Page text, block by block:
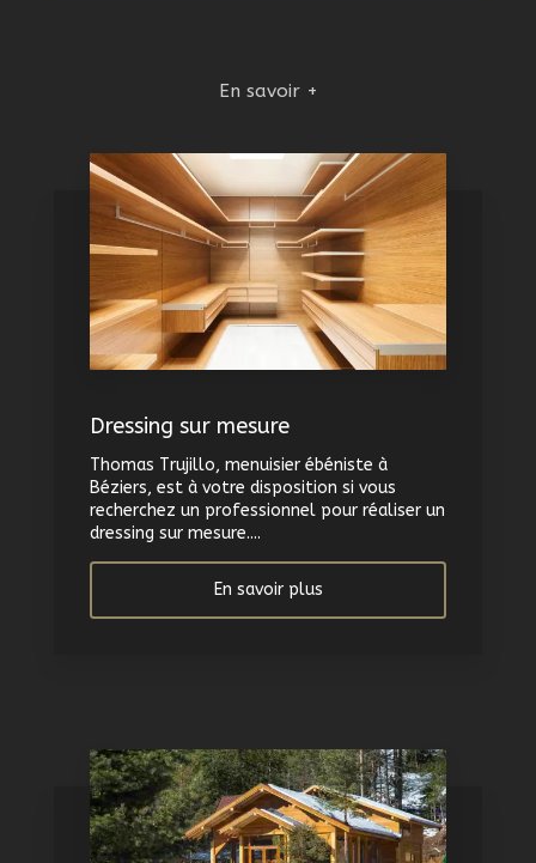
En savoir +
Dressing sur mesure
Thomas Trujillo, menuisier ébéniste à
Béziers, est à votre disposition si vous
recherchez un professionnel pour réaliser un
dressing sur mesure....
En savoir plus